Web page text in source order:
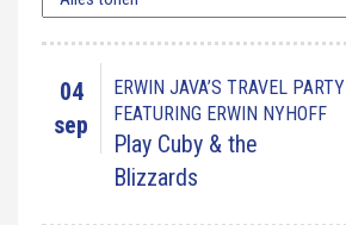
04
sep
ERWIN JAVA’S TRAVEL PARTY
FEATURING ERWIN NYHOFF
Play Cuby & the
Blizzards